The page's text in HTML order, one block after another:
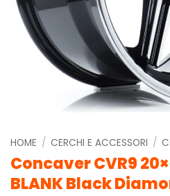
HOME / CERCHI E ACCESSORI /
Concaver CVR9
BLANK Black